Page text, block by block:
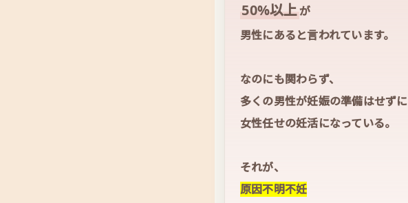
50%以上が
男性にあると言われています。
なのにも関わらず、
多くの男性が妊娠の準備はせずに
女性任せの妊活になっている。
それが、
原因不明不妊